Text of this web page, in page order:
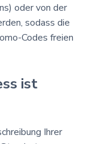
oder von der
sodass die
Codes freien
ist
Ihrer